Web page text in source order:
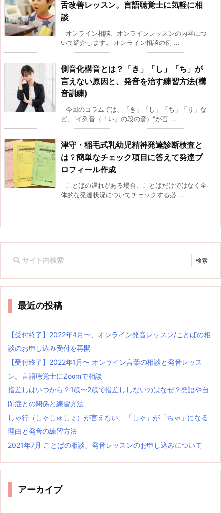
舌改善レッスン。言語聴覚士に気軽に相
談
オンライン相談、オンラインレッスンの内容につ
いて紹介します。 オンライン相談の例 ...
側音化構音とは？「き」「し」「ち」が
言えない原因と、発音を治す練習方法(構
音訓練)
今回のコラムでは、「き」「し」「ち」「り」な
ど、"イ列音（「い」の段の音）"が言 ...
津守・稲毛式乳幼児精神発達診断検査と
は？簡単なチェック項目に答えて発達プ
ロフィール作成
ことばの遅れがある場合、ことばだけではなく全
体的な発達状況についてチェックする必 ...
最近の投稿
【受付終了】2022年4月〜、オンライン発音レッスン/ことばの相
談のお申し込み受付を再開
【受付終了】2022年1月〜 オンライン言葉の相談と発音レッス
ン。言語聴覚士にZoomで相談
指差しはいつから？1歳〜2歳で指差ししないのはなぜ？発語や自
閉症との関係と練習方法
しゃ行（しゃしゅしょ）が言えない、「しゃ」が「ちゃ」になる
理由と発音の練習方法
2021年7月 ことばの相談、発音レッスンのお申し込みについて
アーカイブ